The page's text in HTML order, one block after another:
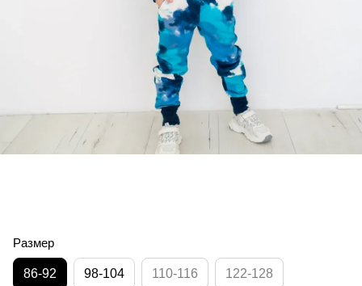
Размер
86-92 98-104 110-116 122-128